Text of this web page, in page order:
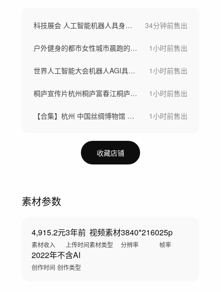
科技展会 人工智能机器人具身智能应用 34分钟前售出
户外健身的都市女性城市晨跑的活力女性跑步 1小时前售出
世界人工智能大会机器人AGI具身智能AI 1小时前售出
桐庐宣传片杭州桐庐富春江桐庐地标 1小时前售出
【合集】杭州 中国丝绸博物馆 丝绸 1小时前售出
收藏店铺
素材参数
4,915.2元
素材收入
3年前
上传时间
视频素材
素材类型
3840*2160
分辨率
25p
帧率
2022年
创作时间
不含AI
创作类型